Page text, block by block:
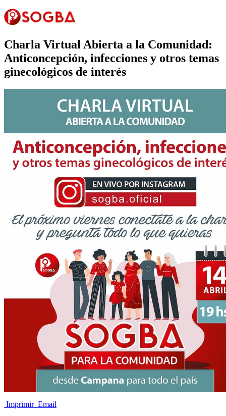
Charla Virtual Abierta a la Comunidad:
Anticoncepción, infecciones y otros temas
ginecológicos de interés
Imprimir Email